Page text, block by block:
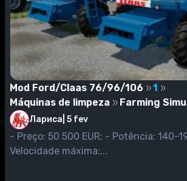
Mod Ford/Claas 76/96/106
1
Máquinas de limpeza
Farming
Лариса 5 fev
- Preço: 50 500 EUR; - Potência: 140-196 cv -
Velocidade máxima:...